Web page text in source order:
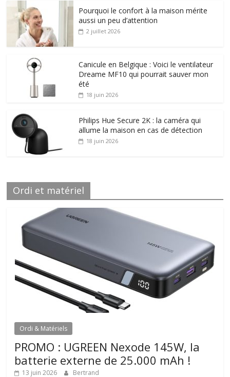
Pourquoi le confort à la maison mérite
aussi un peu d’attention
2 juillet 2026
Canicule en Belgique : Voici le ventilateur
Dreame MF10 qui pourrait sauver mon
été
18 juin 2026
Philips Hue Secure 2K : la caméra qui
allume la maison en cas de détection
18 juin 2026
Ordi et matériel
Ordi & Matériels
PROMO : UGREEN Nexode 145W, la
batterie externe de 25.000 mAh !
13 juin 2026 Bertrand